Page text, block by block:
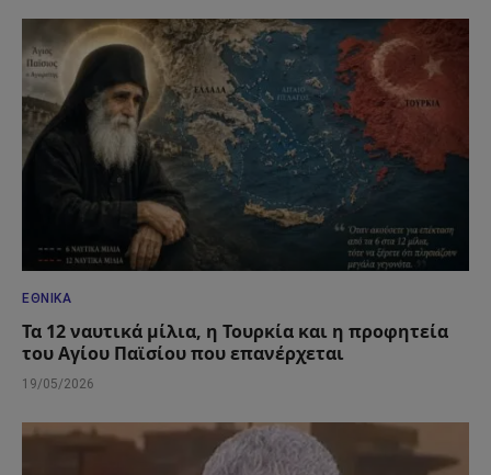
ΕΘΝΙΚΆ
Τα 12 ναυτικά μίλια, η Τουρκία και η προφητεία
του Αγίου Παϊσίου που επανέρχεται
19/05/2026